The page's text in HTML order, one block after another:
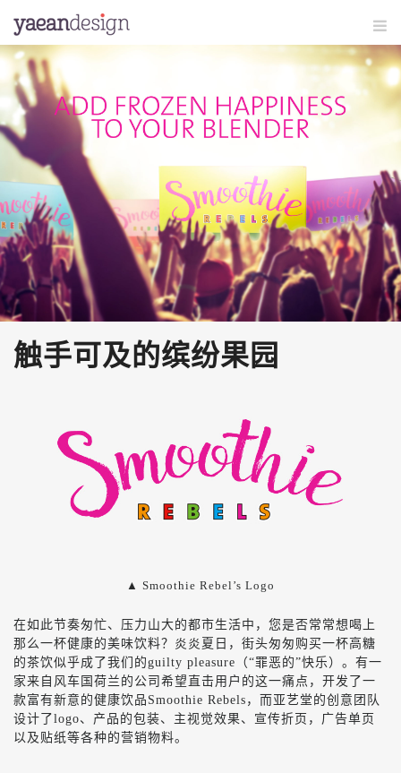
触手可及的缤纷果园
▲ Smoothie Rebel’s Logo
在如此节奏匆忙、压力山大的都市生活中，您是否常常想喝上
那么一杯健康的美味饮料？炎炎夏日，街头匆匆购买一杯高糖
的茶饮似乎成了我们的guilty pleasure（“罪恶的”快乐）。有一
家来自风车国荷兰的公司希望直击用户的这一痛点，开发了一
款富有新意的健康饮品Smoothie Rebels，而亚艺堂的创意团队
设计了logo、产品的包装、主视觉效果、宣传折页，广告单页
以及贴纸等各种的营销物料。